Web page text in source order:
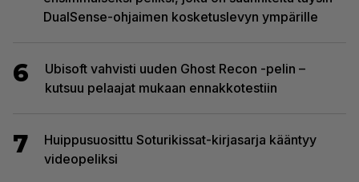
DualSense-ohjaimen kosketuslevyn ympärille
6
Ubisoft vahvisti uuden Ghost Recon -pelin –
kutsuu pelaajat mukaan ennakkotestiin
7
Huippusuosittu Soturikissat-kirjasarja kääntyy
videopeliksi